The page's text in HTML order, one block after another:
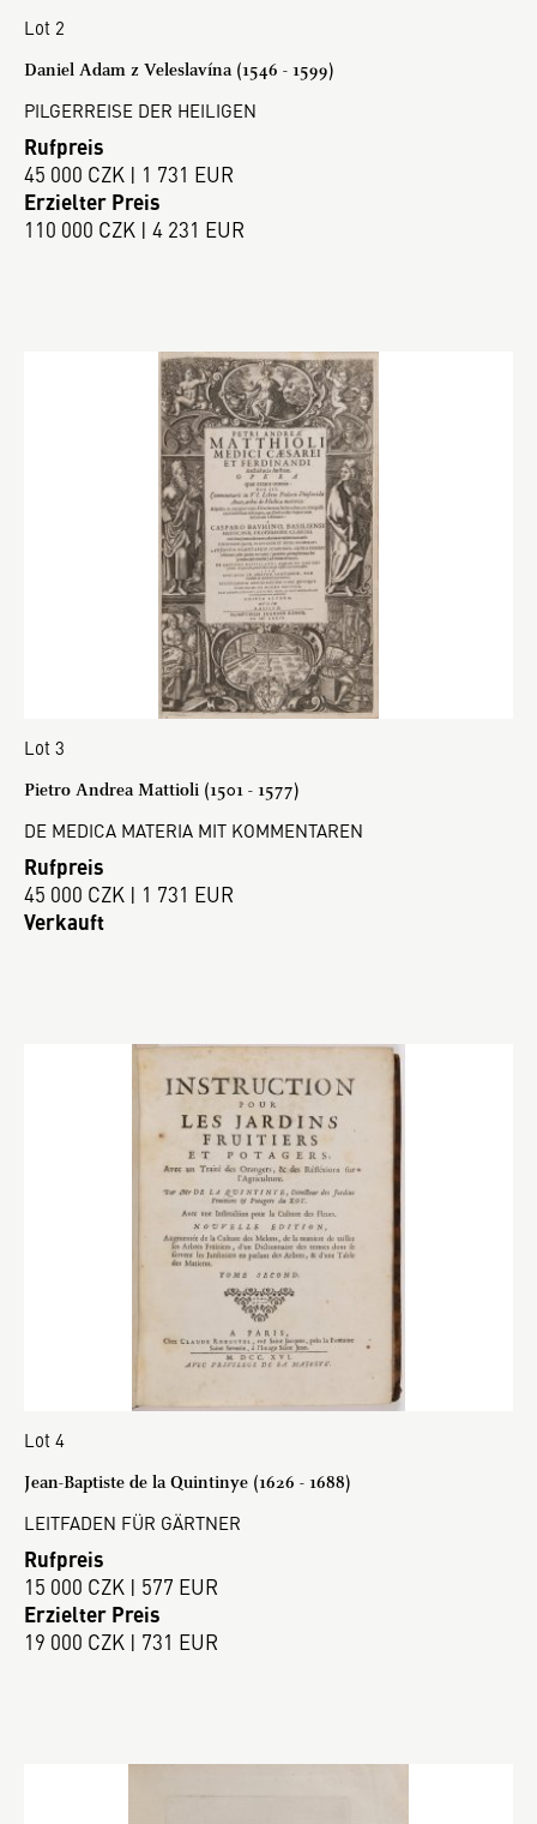
Lot 2
Daniel Adam z Veleslavína (1546 - 1599)
PILGERREISE DER HEILIGEN
Rufpreis
45 000 CZK | 1 731 EUR
Erzielter Preis
110 000 CZK | 4 231 EUR
Lot 3
Pietro Andrea Mattioli (1501 - 1577)
DE MEDICA MATERIA MIT KOMMENTAREN
Rufpreis
45 000 CZK | 1 731 EUR
Verkauft
Lot 4
Jean-Baptiste de la Quintinye (1626 - 1688)
LEITFADEN FÜR GÄRTNER
Rufpreis
15 000 CZK | 577 EUR
Erzielter Preis
19 000 CZK | 731 EUR